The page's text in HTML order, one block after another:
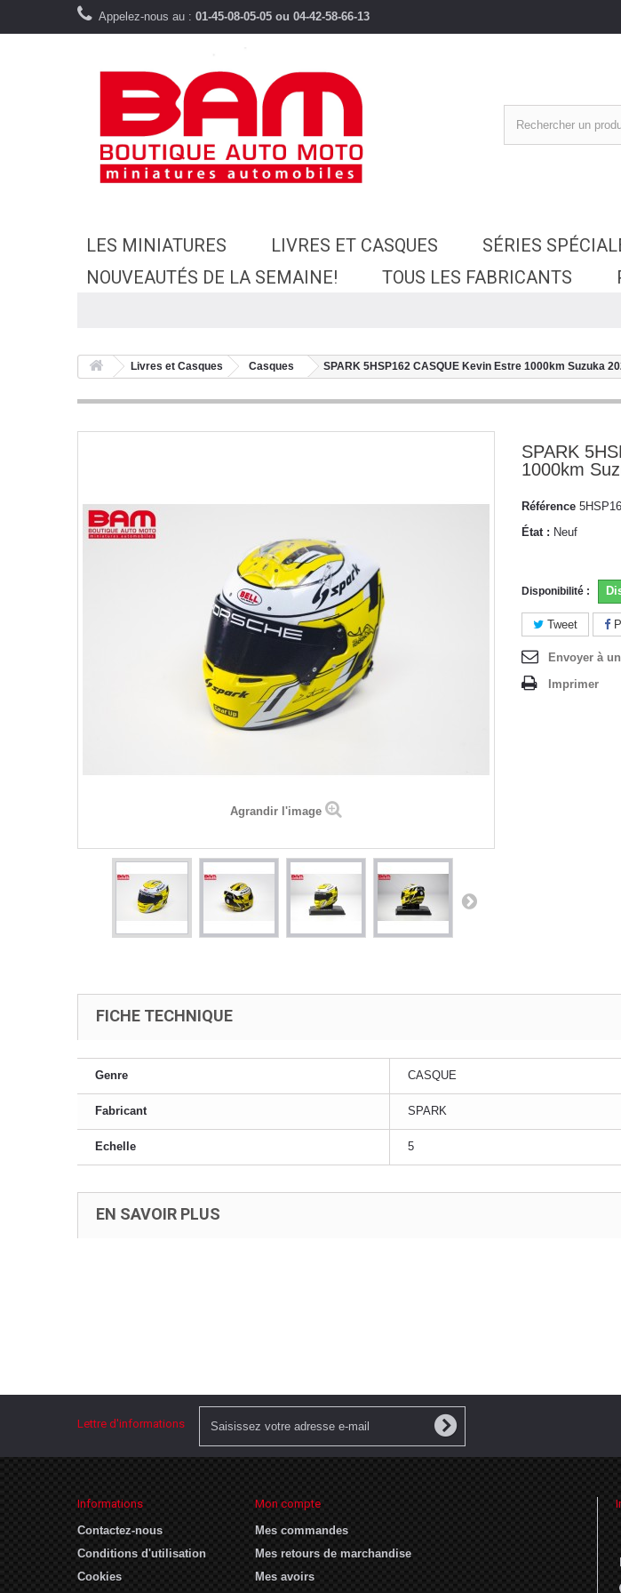
Appelez-nous au : 01-45-08-05-05 ou 04-42-58-66-13
LES MINIATURES LIVRES ET CASQUES SÉRIES
NOUVEAUTÉS DE LA SEMAINE!
TOUS LES FABRICANTS
Livres et Casques Casques SPARK 5HSP162 CASQUE Kevin Estre 1000km Suzuka
Agrandir l'image
SPARK
1000km
Référence
État : Neuf
Disponibilité :
Tweet
Envoyer à
Imprimer
FICHE TECHNIQUE
Genre CASQUE
Fabricant SPARK
Echelle 5
EN SAVOIR PLUS
Lettre d'informations
Informations
Contactez-nous
Conditions d'utilisation
Cookies
Mon compte
Mes commandes
Mes retours de marchandise
Mes avoirs